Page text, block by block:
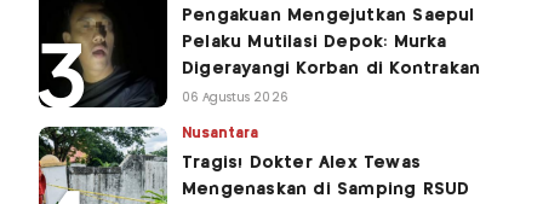
Pengakuan Mengejutkan Saepul
Pelaku Mutilasi Depok: Murka
Digerayangi Korban di Kontrakan
06 Agustus 2026
Nusantara
Tragis! Dokter Alex Tewas
Mengenaskan di Samping RSUD